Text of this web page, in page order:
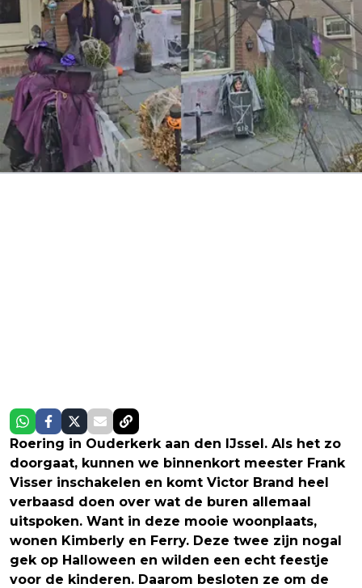
Roering in Ouderkerk aan den IJssel. Als het zo
doorgaat, kunnen we binnenkort meester Frank
Visser inschakelen en komt Victor Brand heel
verbaasd doen over wat de buren allemaal
uitspoken. Want in deze mooie woonplaats,
wonen Kimberly en Ferry. Deze twee zijn nogal
gek op Halloween en wilden een echt feestje
voor de kinderen. Daarom besloten ze om de